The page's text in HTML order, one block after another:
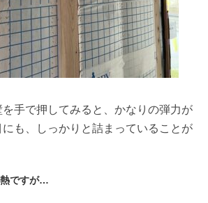
手で押してみると、かなりの弾力が
も、しっかりと詰まっていることが
ですが…